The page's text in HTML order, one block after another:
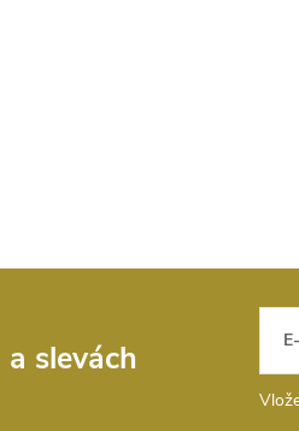
a slevách